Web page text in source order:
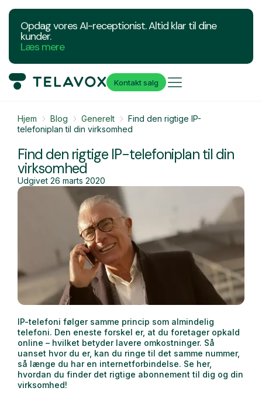
Opdag vores AI-receptionist. Altid klar til dine
kunder.
Læs mere
Kontakt salg
Hjem Blog Generelt
Find den rigtige IP-
telefoniplan til din virksomhed
Find den rigtige IP-telefoniplan til din
virksomhed
Udgivet 26 marts 2020
IP-telefoni følger samme princip som almindelig
telefoni. Den eneste forskel er, at du foretager opkald
online – hvilket betyder lavere omkostninger. Så
uanset hvor du er, kan du ringe til det samme nummer,
så længe du har en internetforbindelse. Se her,
hvordan du finder det rigtige abonnement til dig og din
virksomhed!